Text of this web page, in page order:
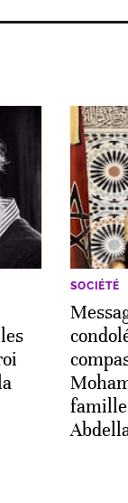
SOCIÉTÉ